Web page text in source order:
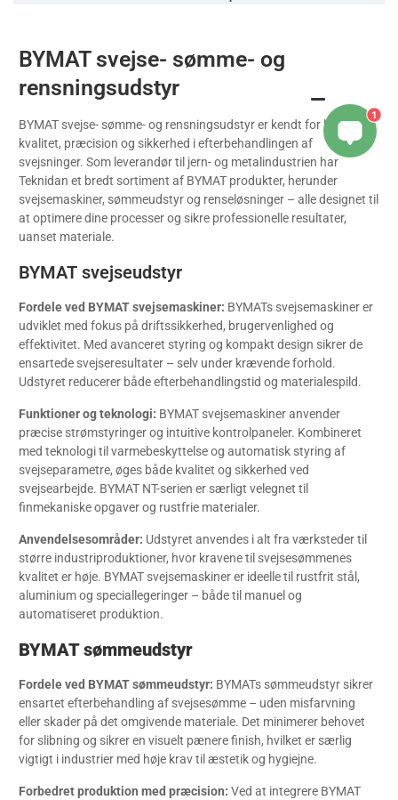
BYMAT svejse- sømme- og
rensningsudstyr
BYMAT svejse- sømme- og rensningsudstyr er kendt for høj
kvalitet, præcision og sikkerhed i efterbehandlingen af
svejsninger. Som leverandør til jern- og metalindustrien har
Teknidan et bredt sortiment af BYMAT produkter, herunder
svejsemaskiner, sømmeudstyr og renseløsninger – alle designet til
at optimere dine processer og sikre professionelle resultater,
uanset materiale.
BYMAT svejseudstyr
Fordele ved BYMAT svejsemaskiner: BYMATs svejsemaskiner er
udviklet med fokus på driftssikkerhed, brugervenlighed og
effektivitet. Med avanceret styring og kompakt design sikrer de
ensartede svejseresultater – selv under krævende forhold.
Udstyret reducerer både efterbehandlingstid og materialespild.
Funktioner og teknologi: BYMAT svejsemaskiner anvender
præcise strømstyringer og intuitive kontrolpaneler. Kombineret
med teknologi til varmebeskyttelse og automatisk styring af
svejseparametre, øges både kvalitet og sikkerhed ved
svejsearbejde. BYMAT NT-serien er særligt velegnet til
finmekaniske opgaver og rustfrie materialer.
Anvendelsesområder: Udstyret anvendes i alt fra værksteder til
større industriproduktioner, hvor kravene til svejsesømmenes
kvalitet er høje. BYMAT svejsemaskiner er ideelle til rustfrit stål,
aluminium og speciallegeringer – både til manuel og
automatiseret produktion.
BYMAT sømmeudstyr
Fordele ved BYMAT sømmeudstyr: BYMATs sømmeudstyr sikrer
ensartet efterbehandling af svejsesømme – uden misfarvning
eller skader på det omgivende materiale. Det minimerer behovet
for slibning og sikrer en visuelt pænere finish, hvilket er særlig
vigtigt i industrier med høje krav til æstetik og hygiejne.
Forbedret produktion med præcision: Ved at integrere BYMAT
1